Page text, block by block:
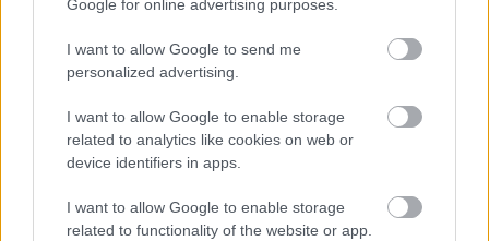
Google for online advertising purposes.
I want to allow Google to send me
personalized advertising.
I want to allow Google to enable storage
related to analytics like cookies on web or
device identifiers in apps.
I want to allow Google to enable storage
related to functionality of the website or app.
5. A tejföl és a görög joghurtot egy kis kancsóba
teszem. A lisztes résszel felváltva a vaja részhez
adagolom, két részletben.
6. Beleforgatom az étcsokit is, és az előkészített
formába öntöm, a tetejét lesimítom.
7. A morzsához a száraz hozzávalókat egy
keverőtálba teszem. Elmorzsolom benne a vajat,
majd a torta tetejére szórom.